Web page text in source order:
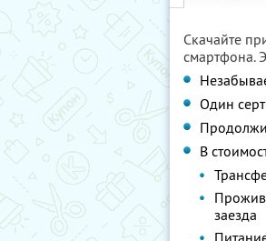
Скачайте
смартфона.
Один
В
заезда